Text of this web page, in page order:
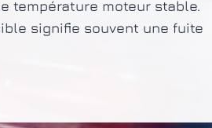
température moteur stable.
signifie souvent une fuite